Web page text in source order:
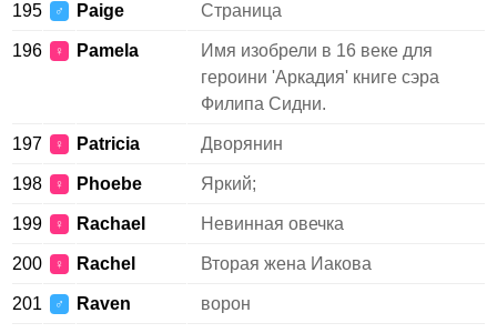
195 ♂ Paige Страница
196 ♀ Pamela
Имя изобрели в 16 веке для
героини 'Аркадия' книге сэра
Филипа Сидни.
197 ♀ Patricia Дворянин
198 ♀ Phoebe Яркий;
199 ♀ Rachael Невинная овечка
200 ♀ Rachel Вторая жена Иакова
201 ♂ Raven ворон